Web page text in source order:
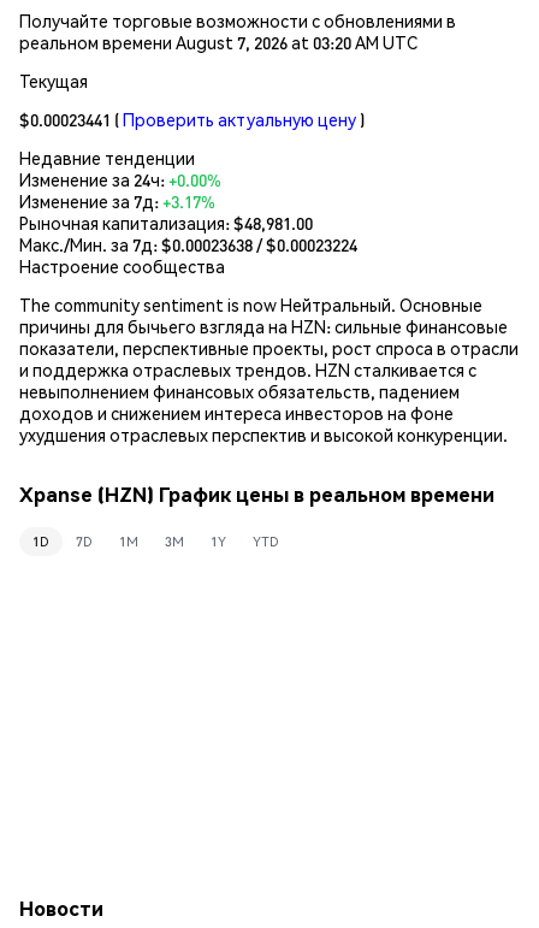
Получайте торговые возможности с обновлениями в
реальном времени August 7, 2026 at 03:20 AM UTC
Текущая
$0.00023441 (Проверить актуальную цену )
Недавние тенденции
Изменение за 24ч:+0.00%
Изменение за 7д:+3.17%
Рыночная капитализация:$48,981.00
Макс./Мин. за 7д: $0.00023638/ $0.00023224
Настроение сообщества
The community sentiment is now Нейтральный. Основные
причины для бычьего взгляда на HZN: сильные финансовые
показатели, перспективные проекты, рост спроса в отрасли
и поддержка отраслевых трендов. HZN сталкивается с
невыполнением финансовых обязательств, падением
доходов и снижением интереса инвесторов на фоне
ухудшения отраслевых перспектив и высокой конкуренции.
Xpanse (HZN) График цены в реальном времени
1D 7D 1M 3M 1Y YTD
Новости